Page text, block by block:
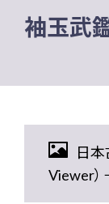
袖玉武
日
Viewer